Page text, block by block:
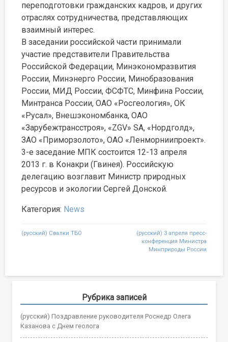
переподготовки гражданских кадров, и других
отраслях сотрудничества, представляющих
взаимный интерес.
В заседании российской части принимали
участие представители Правительства
Российской Федерации, Минэкономразвития
России, Минэнерго России, Минобразования
России, МИД России, ФСФТС, Минфина России,
Минтранса России, ОАО «Росгеология», ОК
«Русал», Внешэкономбанка, ОАО
«Зарубежтрансстроя», «ZGV» SA, «Нордголд»,
ЗАО «Приморзолото», ОАО «Ленморниипроект».
3-е заседание МПК состоится 12-13 апреля
2013 г. в Конакри (Гвинея). Российскую
делегацию возглавит Министр природных
ресурсов и экологии Сергей Донской.
Категория: News
Post
(русский) Свалки ТБО
(русский) 3 апреля пресс-
конференция Министра
Минприроды России
Рубрика записей
(русский) Поздравление руководителя Роснедр Олега
Казанова с Днем геолога